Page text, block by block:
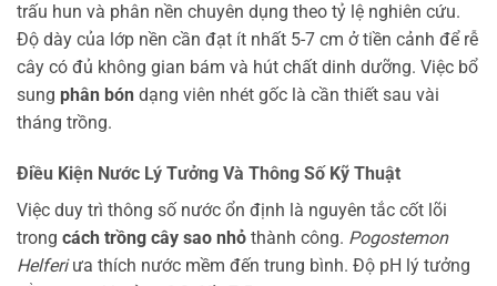
trấu hun và phân nền chuyên dụng theo tỷ lệ nghiên cứu.
Độ dày của lớp nền cần đạt ít nhất 5-7 cm ở tiền cảnh để rễ
cây có đủ không gian bám và hút chất dinh dưỡng. Việc bổ
sung phân bón dạng viên nhét gốc là cần thiết sau vài
tháng trồng.
Điều Kiện Nước Lý Tưởng Và Thông Số Kỹ Thuật
Việc duy trì thông số nước ổn định là nguyên tắc cốt lõi
trong cách trồng cây sao nhỏ thành công. Pogostemon
Helferiưa thích nước mềm đến trung bình. Độ pH lý tưởng